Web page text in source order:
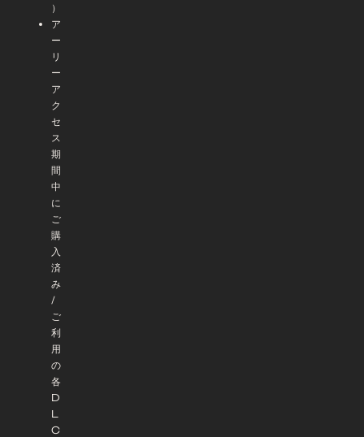
）
ア
ー
リ
ー
ア
ク
セ
ス
期
間
中
に
ご
購
入
済
み
/
ご
利
用
の
各
D
L
C